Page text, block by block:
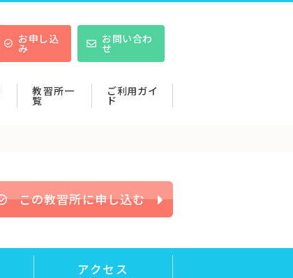
お申し込
み
お問い合わ
せ
教習所一
覧
ご利用ガイ
ド
この教習所に申し込む
アクセス